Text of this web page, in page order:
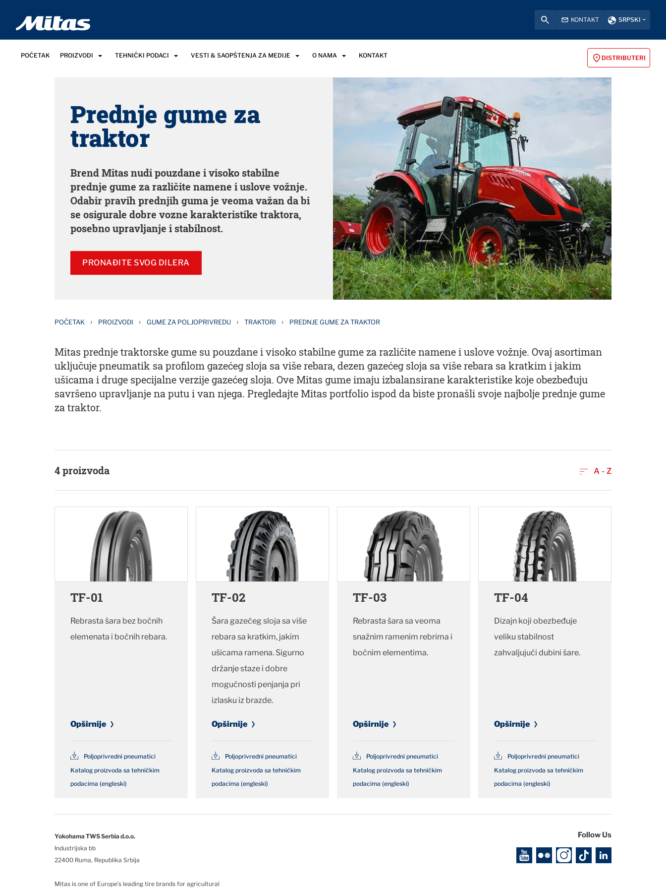
KONTAKT SRPSKI
POČETAK PROIZVODI TEHNIČKI PODACI VESTI & SAOPŠTENJA ZA MEDIJE O NAMA KONTAKT DISTRIBUTERI
Prednje gume za
traktor
Brend Mitas nudi pouzdane i visoko stabilne
prednje gume za različite namene i uslove vožnje.
Odabir pravih prednjih guma je veoma važan da bi
se osigurale dobre vozne karakteristike traktora,
posebno upravljanje i stabilnost.
PRONAĐITE SVOG DILERA
POČETAK › PROIZVODI › GUME ZA POLJOPRIVREDU › TRAKTORI › PREDNJE GUME ZA TRAKTOR
Mitas prednje traktorske gume su pouzdane i visoko stabilne gume za različite namene i uslove vožnje. Ovaj asortiman
uključuje pneumatik sa profilom gazećeg sloja sa više rebara, dezen gazećeg sloja sa više rebara sa kratkim i jakim
ušicama i druge specijalne verzije gazećeg sloja. Ove Mitas gume imaju izbalansirane karakteristike koje obezbeđuju
savršeno upravljanje na putu i ​​van njega. Pregledajte Mitas portfolio ispod da biste pronašli svoje najbolje prednje gume
za traktor.
4proizvoda A - Z
TF-01
Rebrasta šara bez bočnih
elemenata i bočnih rebara.
Opširnije
Poljoprivredni pneumatici
Katalog proizvoda sa tehničkim
podacima (engleski)
TF-02
Šara gazećeg sloja sa više
rebara sa kratkim, jakim
ušicama ramena. Sigurno
držanje staze i dobre
mogućnosti penjanja pri
izlasku iz brazde.
Opširnije
Poljoprivredni pneumatici
Katalog proizvoda sa tehničkim
podacima (engleski)
TF-03
Rebrasta šara sa veoma
snažnim ramenim rebrima i
bočnim elementima.
Opširnije
Poljoprivredni pneumatici
Katalog proizvoda sa tehničkim
podacima (engleski)
TF-04
Dizajn koji obezbeđuje
veliku stabilnost
zahvaljujući dubini šare.
Opširnije
Poljoprivredni pneumatici
Katalog proizvoda sa tehničkim
podacima (engleski)
Yokohama TWS Serbia d.o.o.
Industrijska bb
22400 Ruma, Republika Srbija
Mitas is one of Europe’s leading tire brands for agricultural
Follow Us